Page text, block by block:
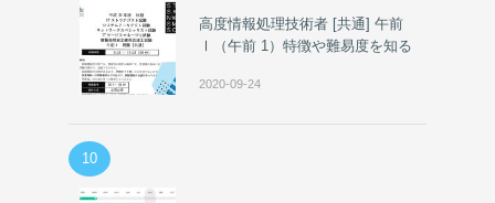
高度情報処理技術者 [共通] 午前
Ⅰ（午前 1）特徴や難易度を知る
2020-09-24
10